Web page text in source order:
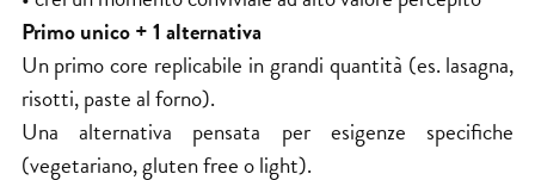
Primo unico + 1 alternativa
Un primo core replicabile in grandi quantità (es. lasagna,
risotti, paste al forno).
Una alternativa pensata per esigenze specifiche
(vegetariano, gluten free o light).